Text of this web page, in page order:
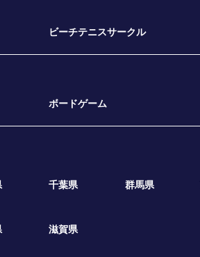
ビーチテニスサークル
ボードゲーム
千葉県 群馬県
滋賀県